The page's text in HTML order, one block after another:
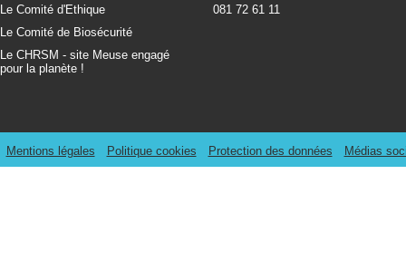
Le Comité d'Ethique
Le Comité de Biosécurité
Le CHRSM - site Meuse engagé
pour la planète !
081 72 61 11
Mentions légales Politique cookies Protection des données Médias